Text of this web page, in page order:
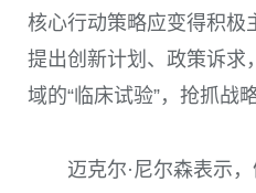
核心行动策略应变得积极
提出创新计划、政策诉求
域的“临床试验”，抢抓战
迈克尔·尼尔森表示